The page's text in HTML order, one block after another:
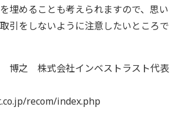
埋めることも考えられますので、思い
引をしないように注意したいところで
博之 株式会社インベストラスト代表
recom/index.php